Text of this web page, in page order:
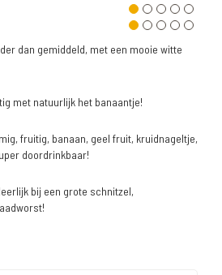
dan gemiddeld, met een mooie witte
met natuurlijk het banaantje!
fruitig, banaan, geel fruit, kruidnageltje,
doordrinkbaar!
bij een grote schnitzel,